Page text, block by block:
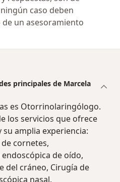
caso deben
un asesoramiento
principales de Marcela
es Otorrinolaringólogo.
los servicios que ofrece
amplia experiencia:
cornetes,
de oído,
del cráneo, Cirugía de
nasal,